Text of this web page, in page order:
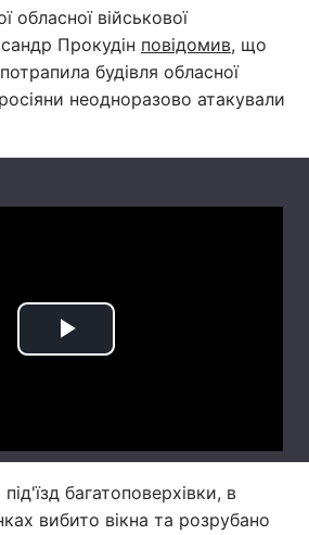
обласної військової
Прокудін повідомив, що
будівля обласної
росіяни неодноразово атакували
багатоповерхівки, в
вибито вікна та розрубано